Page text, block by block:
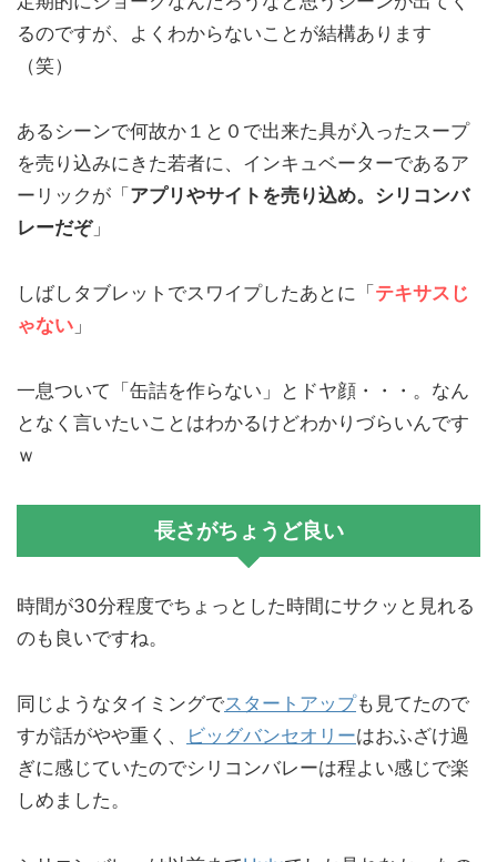
るのですが、よくわからないことが結構あります
（笑）
あるシーンで何故か１と０で出来た具が入ったスープ
を売り込みにきた若者に、インキュベーターであるア
ーリックが「 アプリやサイトを売り込め。シリコンバ
レーだぞ」
しばしタブレットでスワイプしたあとに「 テキサスじ
ゃない 」
一息ついて「缶詰を作らない」とドヤ顔・・・。なん
となく言いたいことはわかるけどわかりづらいんです
ｗ
長さがちょうど良い
時間が30分程度でちょっとした時間にサクッと見れる
のも良いですね。
同じようなタイミングでスタートアップも見てたので
すが話がやや重く、
ビッグバンセオリーはおふざけ過
ぎに感じていたのでシリコンバレーは程よい感じで楽
しめました。